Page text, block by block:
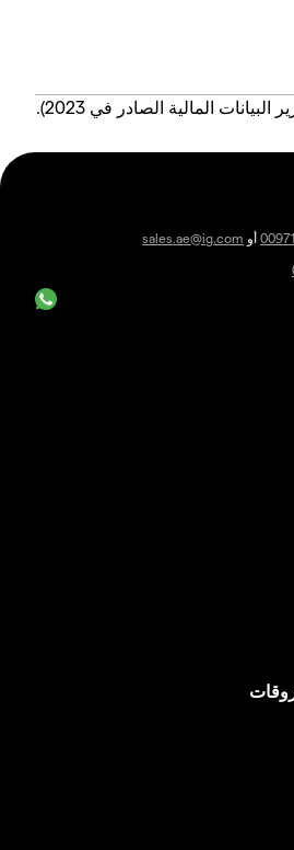
المالية الصادر في 2023).
أو sales.ae@ig.com